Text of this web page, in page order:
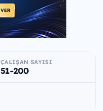
ÇALIŞAN SAYISI
51-200